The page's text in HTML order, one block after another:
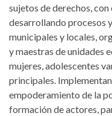
sujetos de derechos,
desarrollando procesos
municipales y locales,
y maestras de unidades
mujeres, adolescentes
principales.
empoderamiento de la
formación de actores,